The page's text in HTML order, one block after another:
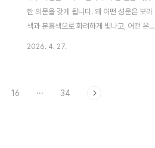
크기가 갑자기 커지는 것이 아니라 우리의 지
각 방식이 ..
한 의문을 갖게 됩니다. 왜 어떤 성운은 보라
색과 분홍색으로 화려하게 빛나고, 어떤 은하
느꼈습니다. 한편으로는 너무 아름다워서 압
2026. 4. 27.
16 ··· 34